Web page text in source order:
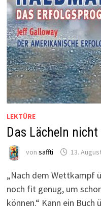
LEKTÜRE
Das Lächeln nicht
von saffti 13.
„Nach dem Wettkampf
noch fit genug, um
können.“ Kann ein